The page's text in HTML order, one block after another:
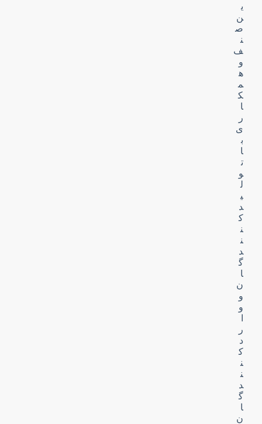
ی
ن
ص
ن
ف
و
ه
م
ک
ا
ر
ی
ب
ا
ت
و
ل
ی
د
ک
ن
ن
د
گ
ا
ن
و
و
ر
د
ک
ن
ن
د
گ
ا
ن